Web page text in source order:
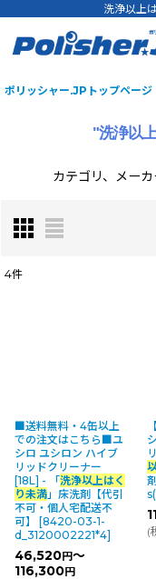
洗浄以上
ポリッシャー.JPトップページ
"洗浄以
カテゴリ、メー
並び順:
カテゴリ:
メーカー・ブランド
4件
■送料無料・4缶以上
での注文はこちら■ユ
シロ ユシロン ハイブ
リッドクリーナー
[18L] - 「洗浄以上はく
り未満 」床洗剤【代引
不可・個人宅配送不
可】
[8420-03-1-
d_3120002221*4]
46,520円～
116,300円
剤
(